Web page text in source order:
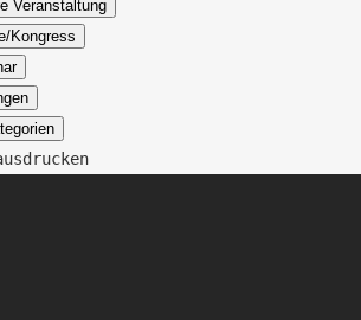
Veranstaltung
Kongress